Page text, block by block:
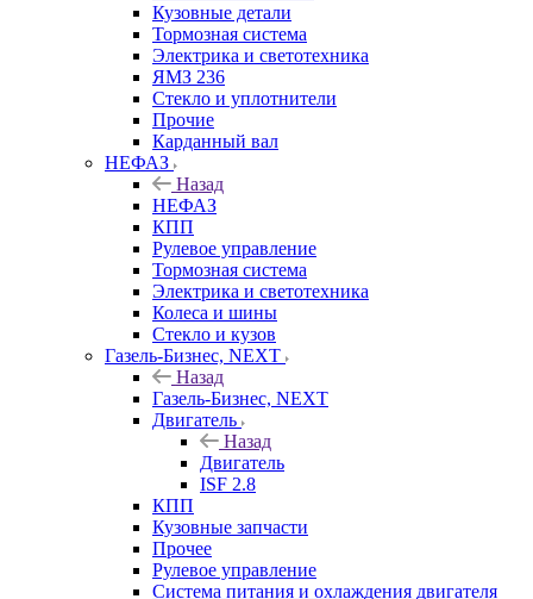
Кузовные детали
Тормозная система
Электрика и светотехника
ЯМЗ 236
Стекло и уплотнители
Прочие
Карданный вал
НЕФАЗ
Назад
НЕФАЗ
КПП
Рулевое управление
Тормозная система
Электрика и светотехника
Колеса и шины
Стекло и кузов
Газель-Бизнес, NEXT
Назад
Газель-Бизнес, NEXT
Двигатель
Назад
Двигатель
ISF 2.8
КПП
Кузовные запчасти
Прочее
Рулевое управление
Система питания и охлаждения двигателя